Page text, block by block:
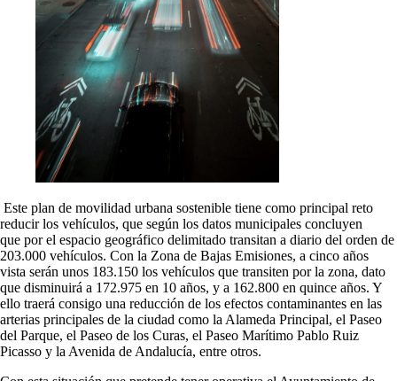
Este plan de movilidad urbana sostenible tiene como principal reto
reducir los vehículos, que según los datos municipales concluyen
que por el espacio geográfico delimitado transitan a diario del orden de
203.000 vehículos. Con la Zona de Bajas Emisiones, a cinco años
vista serán unos 183.150 los vehículos que transiten por la zona, dato
que disminuirá a 172.975 en 10 años, y a 162.800 en quince años. Y
ello traerá consigo una reducción de los efectos contaminantes en las
arterias principales de la ciudad como la Alameda Principal, el Paseo
del Parque, el Paseo de los Curas, el Paseo Marítimo Pablo Ruiz
Picasso y la Avenida de Andalucía, entre otros.